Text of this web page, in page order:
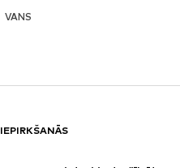
VANS